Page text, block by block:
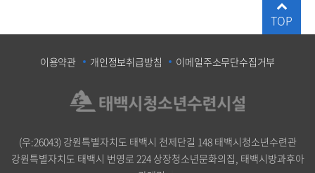
이용약관 개인정보취급방침 이메일주소무단수집거부
(우:26043) 강원특별자치도 태백시 천제단길 148 태백시청소년수련관
강원특별자치도 태백시 번영로 224 상장청소년문화의집, 태백시방과후아
TOP